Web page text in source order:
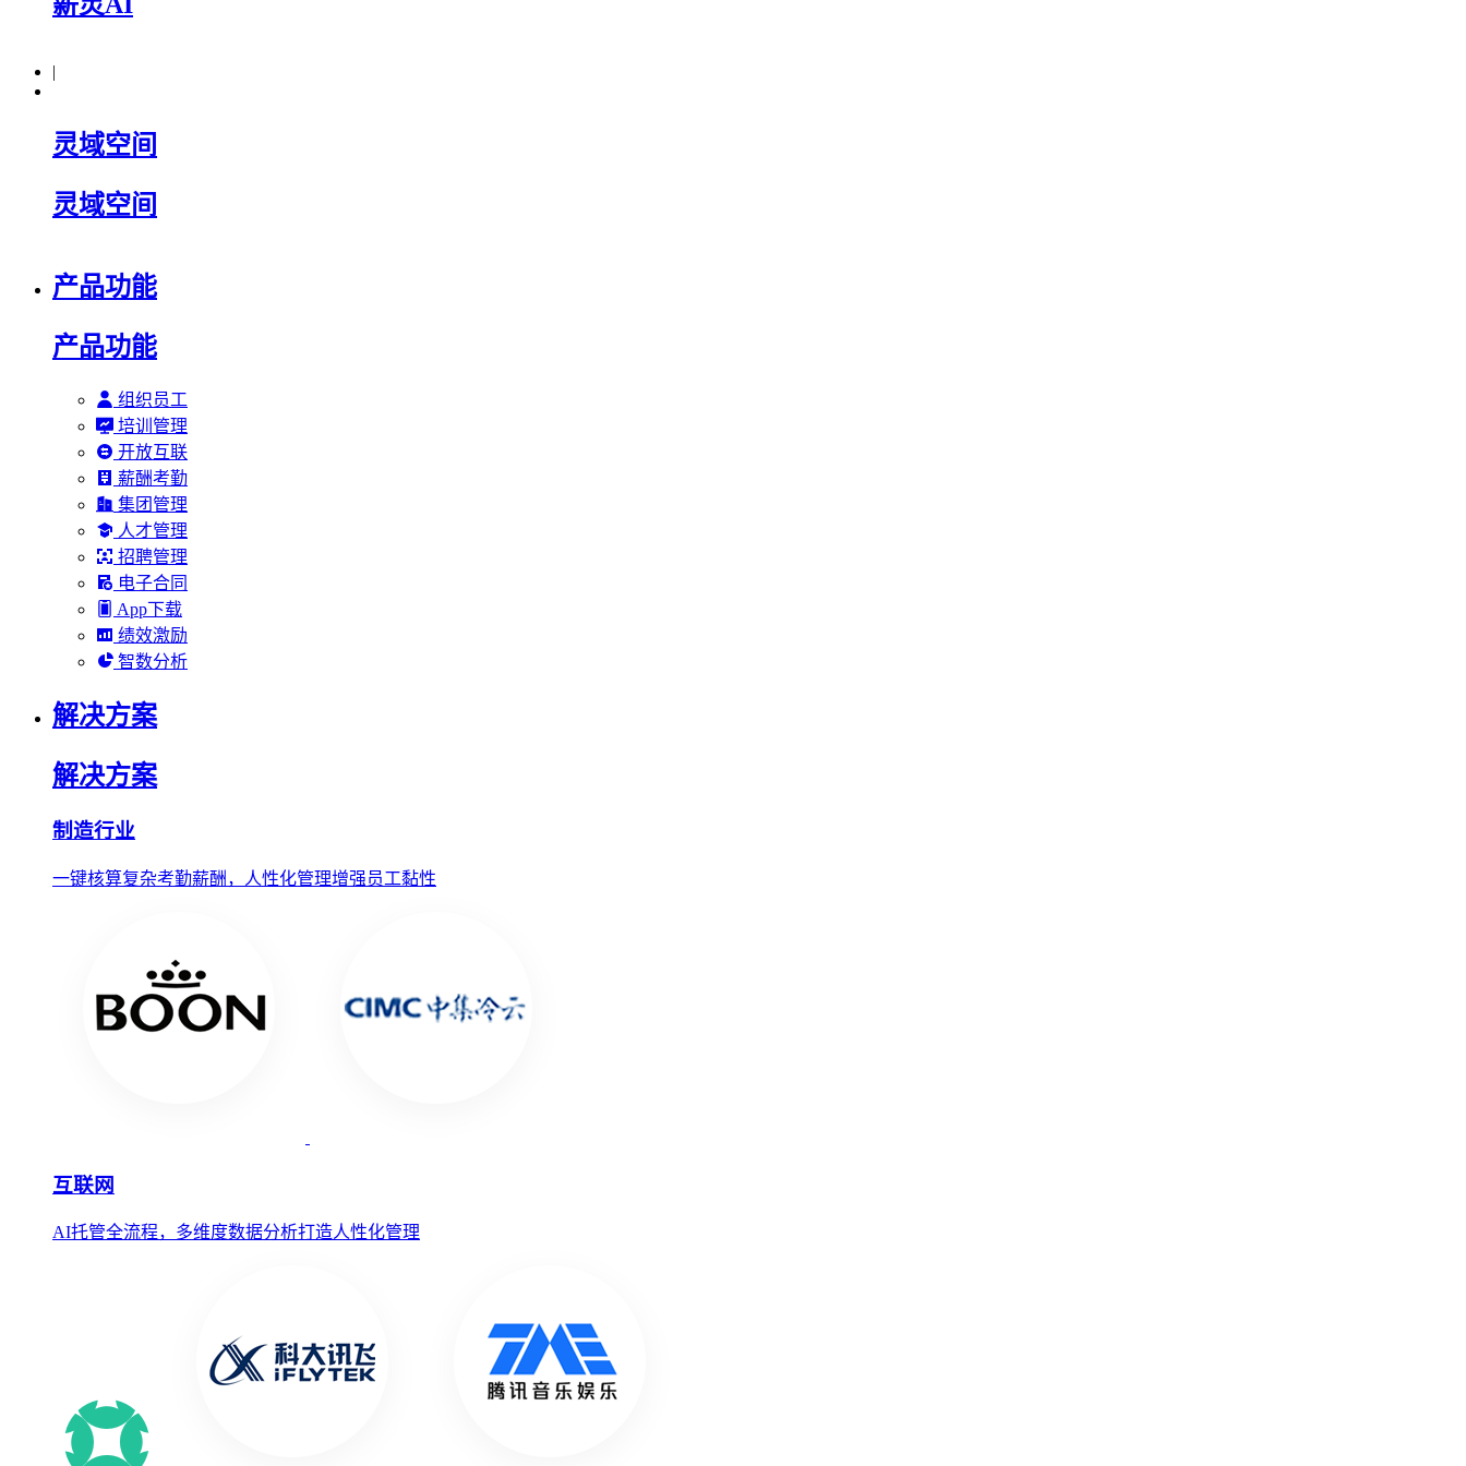
|
灵域空间
灵域空间
产品功能
产品功能
组织员工
培训管理
开放互联
薪酬考勤
集团管理
人才管理
招聘管理
电子合同
App下载
绩效激励
智数分析
解决方案
解决方案
制造行业
一键核算复杂考勤薪酬，人性化管理增强员工黏性
互联网
AI托管全流程，多维度数据分析打造人性化管理